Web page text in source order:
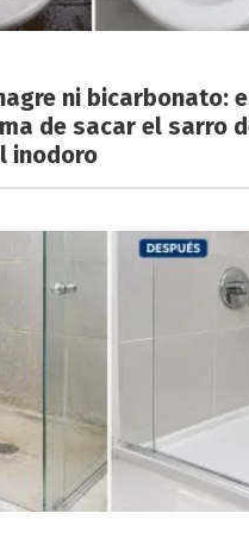
ni bicarbonato:
de sacar el sarro
inodoro